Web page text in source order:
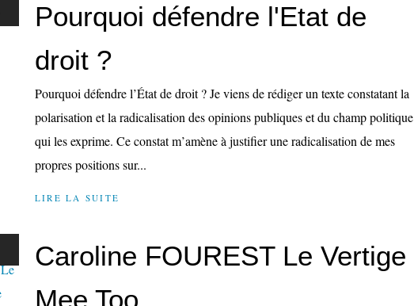
Pourquoi défendre l'Etat de
droit ?
Pourquoi défendre l’État de droit ? Je viens de rédiger un texte constatant la
polarisation et la radicalisation des opinions publiques et du champ politique
qui les exprime. Ce constat m’amène à justifier une radicalisation de mes
propres positions sur...
LIRE LA SUITE
Caroline FOUREST Le Vertige
Mee Too